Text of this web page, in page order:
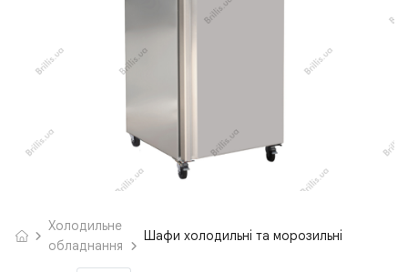
Холодильне
обладнання
Шафи холодильні та морозильні